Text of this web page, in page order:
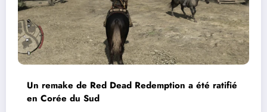
Un remake de Red Dead Redemption a été ratifié
en Corée du Sud